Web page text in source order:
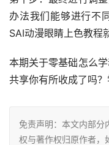
办法我们能够进行不
SAI动漫眼睛上色教程
本期关于零基础怎么
共享你有所收成了吗
免责声明：本文内部分
权与著作权归原作者，